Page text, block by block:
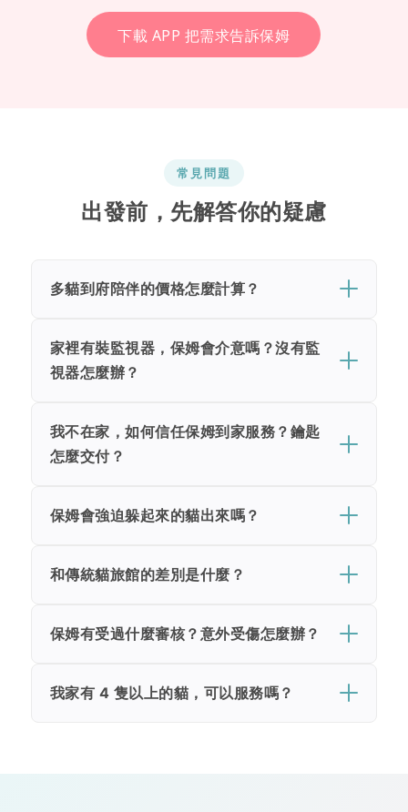
下載 APP 把需求告訴保姆
常見問題
出發前，先解答你的疑慮
多貓到府陪伴的價格怎麼計算？
家裡有裝監視器，保姆會介意嗎？沒有監
視器怎麼辦？
我不在家，如何信任保姆到家服務？鑰匙
怎麼交付？
保姆會強迫躲起來的貓出來嗎？
和傳統貓旅館的差別是什麼？
保姆有受過什麼審核？意外受傷怎麼辦？
我家有 4 隻以上的貓，可以服務嗎？